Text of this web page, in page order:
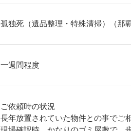
孤独死（遺品整理・特殊清掃）（那
一週間程度
ご依頼時の状況
長年放置されていた物件との事でご